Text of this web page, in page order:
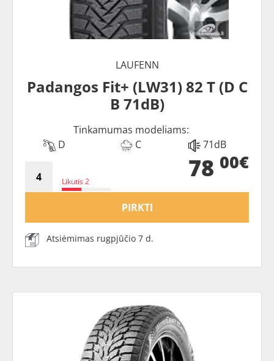
LAUFENN
Padangos Fit+ (LW31) 82 T (D C
B 71dB)
Tinkamumas modeliams:
D
C 71dB
Likutis 2 78 00€
PIRKTI
Atsiėmimas rugpjūčio 7 d.